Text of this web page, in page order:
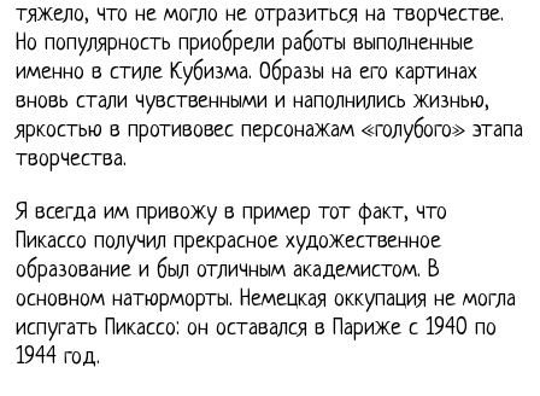
тяжело, что не могло не отразиться на творчестве.
Но популярность приобрели работы выполненные
именно в стиле Кубизма. Образы на его картинах
вновь стали чувственными и наполнились жизнью,
яркостью в противовес персонажам «голубого» этапа
творчества.
Я всегда им привожу в пример тот факт, что
Пикассо получил прекрасное художественное
образование и был отличным академистом. В
основном натюрморты. Немецкая оккупация не могла
испугать Пикассо: он оставался в Париже с 1940 по
1944 год.